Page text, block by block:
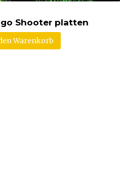
Shooter platten
Warenkorb